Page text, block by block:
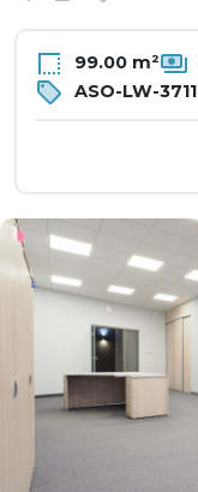
99.00 m²
ASO-LW-